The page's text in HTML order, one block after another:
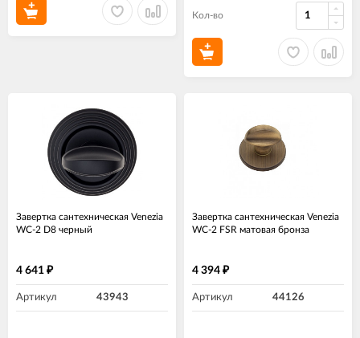
Кол-во
Завертка сантехническая Venezia
WC-2 D8 черный
4 641 ₽
Артикул 43943
Завертка сантехническая Venezia
WC-2 FSR матовая бронза
4 394 ₽
Артикул 44126